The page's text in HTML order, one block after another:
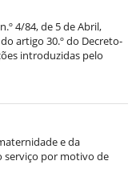
4/84, de 5 de Abril,
artigo 30.º do Decreto-
introduzidas pelo
e da
serviço por motivo de